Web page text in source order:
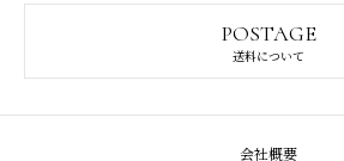
POSTAGE
送料について
会社概要